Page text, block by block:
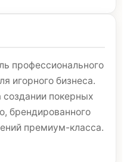
профессионального
игорного бизнеса.
покерных
брендированного
премиум-класса.